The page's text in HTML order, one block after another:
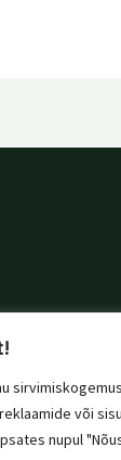
või
nupul